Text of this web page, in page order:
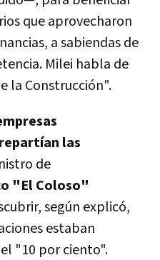
que aprovecharon
a sabiendas de
Milei habla de
la Construcción".
las
de
"El Coloso"
según explicó,
estaban
"10 por ciento".